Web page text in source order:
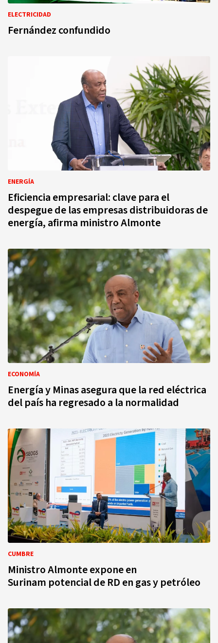
ELECTRICIDAD
Fernández confundido
ENERGÍA
Eficiencia empresarial: clave para el
despegue de las empresas distribuidoras de
energía, afirma ministro Almonte
ECONOMÍA
Energía y Minas asegura que la red eléctrica
del país ha regresado a la normalidad
CUMBRE
Ministro Almonte expone en
Surinam potencial de RD en gas y petróleo